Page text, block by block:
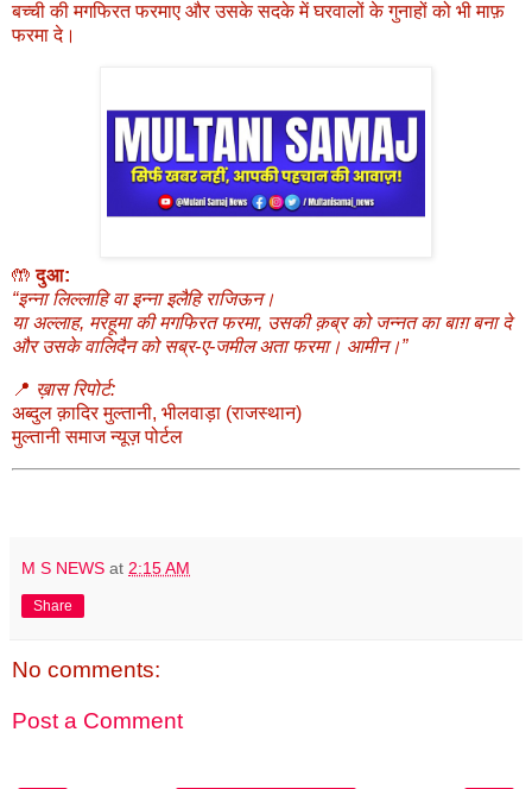
बच्ची की मगफिरत फरमाए और उसके सदके में घरवालों के गुनाहों को भी माफ़
फरमा दे।
🤲दुआ:
“इन्ना लिल्लाहि वा इन्ना इलैहि राजिऊन।
या अल्लाह, मरहूमा की मगफिरत फरमा, उसकी क़ब्र को जन्नत का बाग़ बना दे
और उसके वालिदैन को सब्र-ए-जमील अता फरमा। आमीन।”
📍 ख़ास रिपोर्ट:
अब्दुल क़ादिर मुल्तानी, भीलवाड़ा (राजस्थान)
मुल्तानी समाज न्यूज़ पोर्टल
M S NEWS at 2:15 AM
Share
No comments:
Post a Comment